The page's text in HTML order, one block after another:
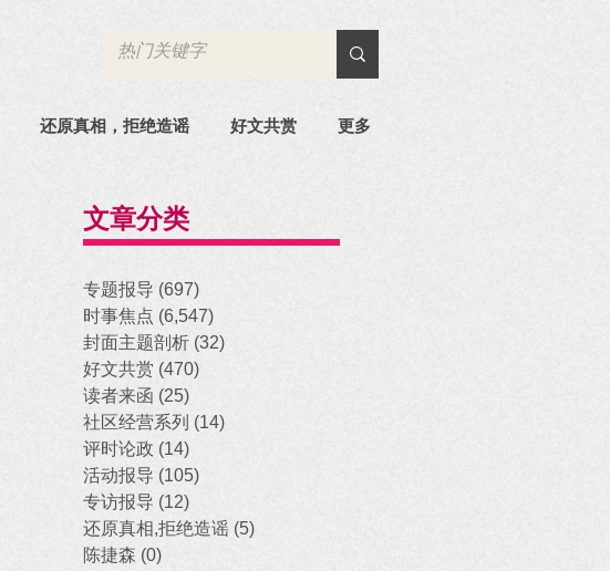
还原真相，拒绝造谣 好文共赏 更多
文章分类
专题报导 (697)
时事焦点 (6,547)
封面主题剖析 (32)
好文共赏 (470)
读者来函 (25)
社区经营系列 (14)
评时论政 (14)
活动报导 (105)
专访报导 (12)
还原真相,拒绝造谣 (5)
陈捷森 (0)